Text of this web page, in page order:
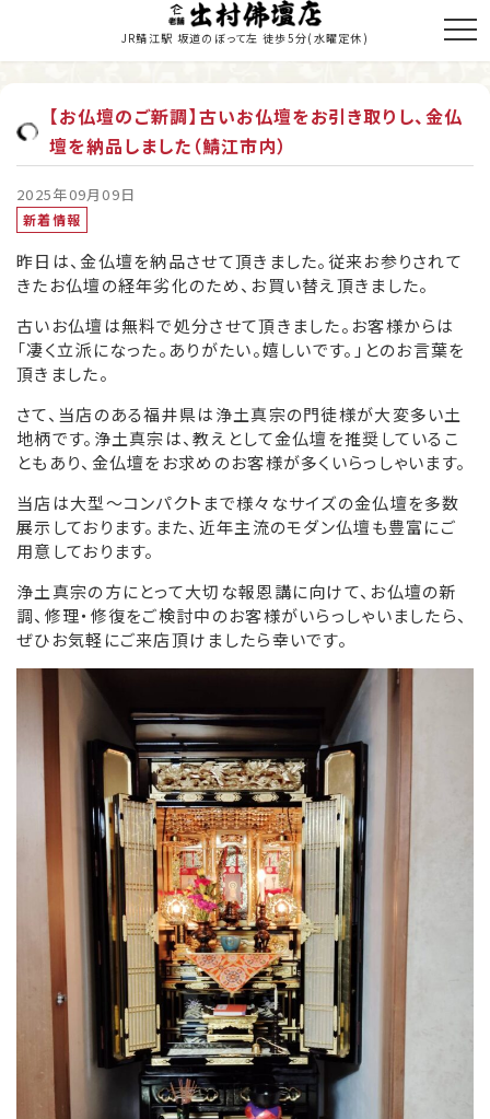
JR鯖江駅 坂道のぼって左 徒歩5分(水曜定休)
トップページ
商品のご紹介
寺院施工
当店の歩み
新着情報・納入履歴
リンク集
お役立ち情報
【お仏壇のご新調】古いお仏壇をお引き取りし、金仏
壇を納品しました（鯖江市内）
2025年09月09日
新着情報
昨日は、金仏壇を納品させて頂きました。従来お参りされて
きたお仏壇の経年劣化のため、お買い替え頂きました。
古いお仏壇は無料で処分させて頂きました。お客様からは
「凄く立派になった。ありがたい。嬉しいです。」とのお言葉を
頂きました。
さて、当店のある福井県は浄土真宗の門徒様が大変多い土
地柄です。浄土真宗は、教えとして金仏壇を推奨しているこ
ともあり、金仏壇をお求めのお客様が多くいらっしゃいます。
当店は大型～コンパクトまで様々なサイズの金仏壇を多数
展示しております。また、近年主流のモダン仏壇も豊富にご
用意しております。
浄土真宗の方にとって大切な報恩講に向けて、お仏壇の新
調、修理・修復をご検討中のお客様がいらっしゃいましたら、
ぜひお気軽にご来店頂けましたら幸いです。